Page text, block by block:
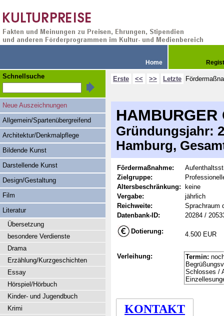
Home
Erste << >> Letzte
HAMBURGER
Gründungsjahr:
Hamburg,
Fördermaßnahme:
Zielgruppe:
Altersbeschränkung:
keine
Vergabe:
jährlich
Reichweite:
Sprachraum
Datenbank-ID:
20284 /
Dotierung: 4.500 EUR
Verleihung: Termin:
Schlosses /
KONTAKT
Schnellsuche
Neue Auszeichnungen
Allgemein/Spartenübergreifend
Architektur/Denkmalpflege
Bildende Kunst
Darstellende Kunst
Design/Gestaltung
Film
Literatur
Übersetzung
besondere Verdienste
Drama
Erzählung/Kurzgeschichten
Essay
Hörspiel/Hörbuch
Kinder- und Jugendbuch
Krimi